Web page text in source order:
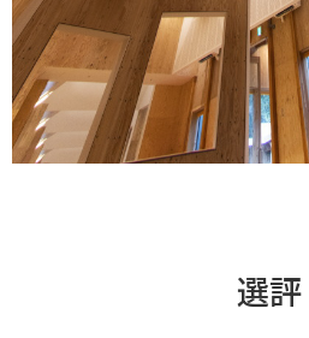
選評